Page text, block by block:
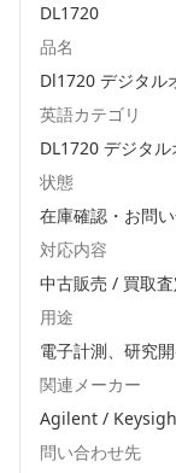
DL1720
品名
Dl1720 デジタル
英語カテゴリ
DL1720 デジタ
状態
在庫確認・お問
対応内容
中古販売 / 買取
用途
電子計測、研究
関連メーカー
Agilent /
問い合わせ先